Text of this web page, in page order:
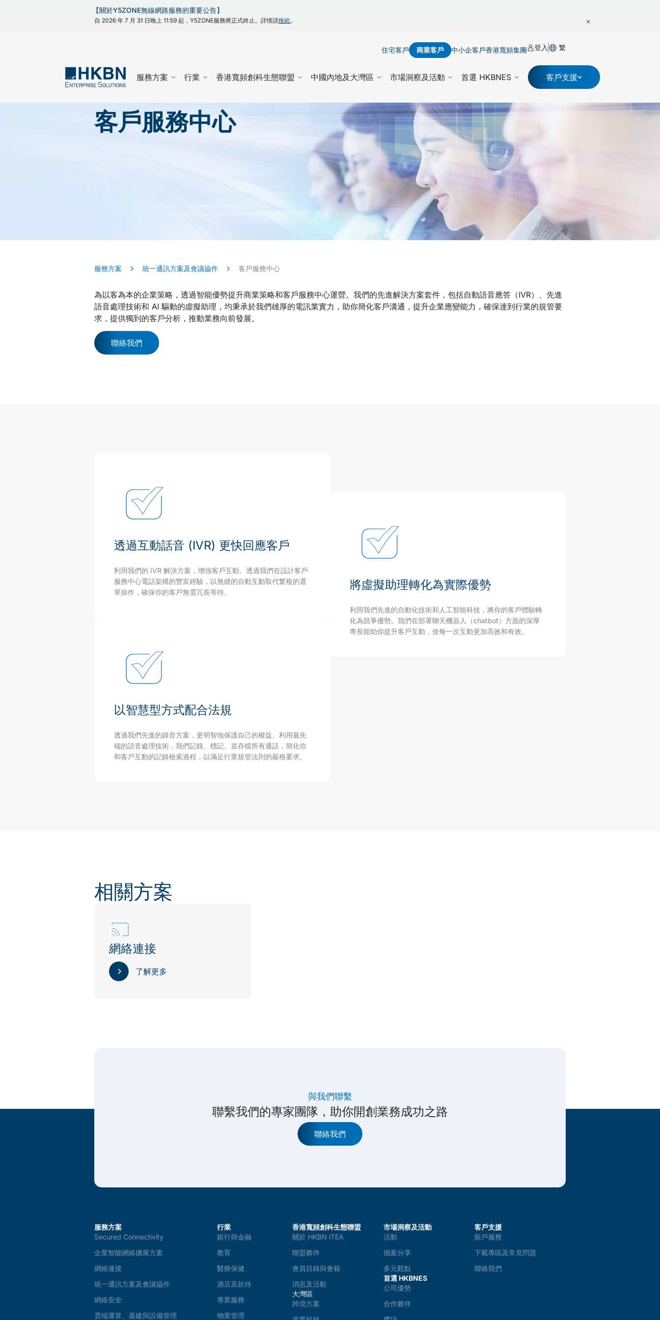
【關於Y5ZONE無線網路服務的重要公告】
自 2026 年 7 月 31 日晚上 11:59 起，Y5ZONE服務將正式終止。詳情請按此。
住宅客戶 商業客戶 中小企客戶香港寬頻集團 登入 繁
服務方案 行業 香港寬頻創科生態聯盟 中國內地及大灣區 市場洞察及活動 首選 HKBNES 客戶支援
客戶服務中心
服務方案 統一通訊方案及會議協作 客戶服務中心
為以客為本的企業策略，透過智能優勢提升商業策略和客戶服務中心運營。我們的先進解決方案套件，包括自動語音應答（IVR）、先進
語音處理技術和 AI 驅動的虛擬助理，均秉承於我們雄厚的電訊業實力，助你簡化客戶溝通，提升企業應變能力，確保達到行業的規管要
求，提供獨到的客戶分析，推動業務向前發展。
聯絡我們
透過互動話音 (IVR) 更快回應客戶
利用我們的 IVR 解決方案，增強客戶互動。透過我們在設計客戶
服務中心電話架構的豐富經驗，以無縫的自動互動取代繁複的選
單操作，確保你的客戶無需冗長等待。
以智慧型方式配合法規
透過我們先進的錄音方案，更明智地保護自己的權益。利用最先
端的語音處理技術，我們記錄、標記、並存檔所有通話，簡化你
和客戶互動的記錄檢索過程，以滿足行業規管法則的嚴格要求。
將虛擬助理轉化為實際優勢
利用我們先進的自動化技術和人工智能科技，將你的客戶體驗轉
化為競爭優勢。我們在部署聊天機器人（chatbot）方面的深厚
專長能助你提升客戶互動，使每一次互動更加高效和有效。
相關方案
網絡連接
了解更多
與我們聯繫
聯繫我們的專家團隊，助你開創業務成功之路
聯絡我們
服務方案
Secured Connectivity
企業智能網絡擴展方案
網絡連接
統一通訊方案及會議協作
網絡安全
雲端運算、基建與設備管理
行業
銀行與金融
教育
醫療保健
酒店及款待
專業服務
物業管理
香港寬頻創科生態聯盟
關於 HKBN iTEA
聯盟夥伴
會員目錄與會籍
消息及活動
大灣區
跨境方案
市場洞察及活動
活動
個案分享
多元觀點
首選 HKBNES
公司優勢
合作夥伴
客戶支援
賬戶服務
下載專區及常見問題
聯絡我們